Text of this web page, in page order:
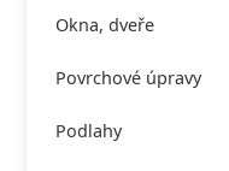
Okna, dveře
Povrchové úpravy
Podlahy